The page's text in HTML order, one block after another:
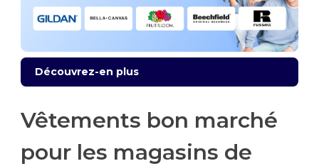
Découvrez-en plus
Vêtements bon marché
pour les magasins de